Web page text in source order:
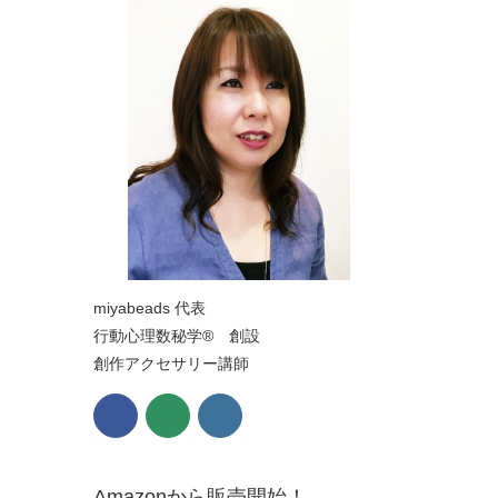
miyabeads 代表
行動心理数秘学® 創設
創作アクセサリー講師